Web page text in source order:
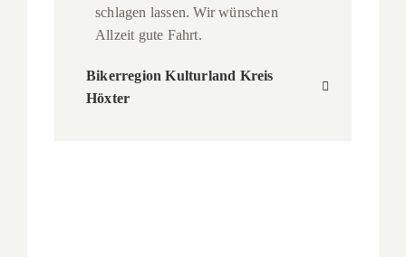
schlagen lassen. Wir wünschen
Allzeit gute Fahrt.
Bikerregion Kulturland Kreis
Höxter